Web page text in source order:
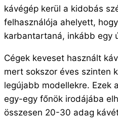
kávégép kerül a kidobás
felhasználója ahelyett,
karbantartaná, inkább egy
Cégek keveset használt
mert sokszor éves szinten
legújabb modellekre. Ezek
egy-egy főnök irodájába
összesen 20-30 adag